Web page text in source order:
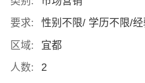
要求:
性别不限/ 学历不限/
区域:
宜都
人数:
2